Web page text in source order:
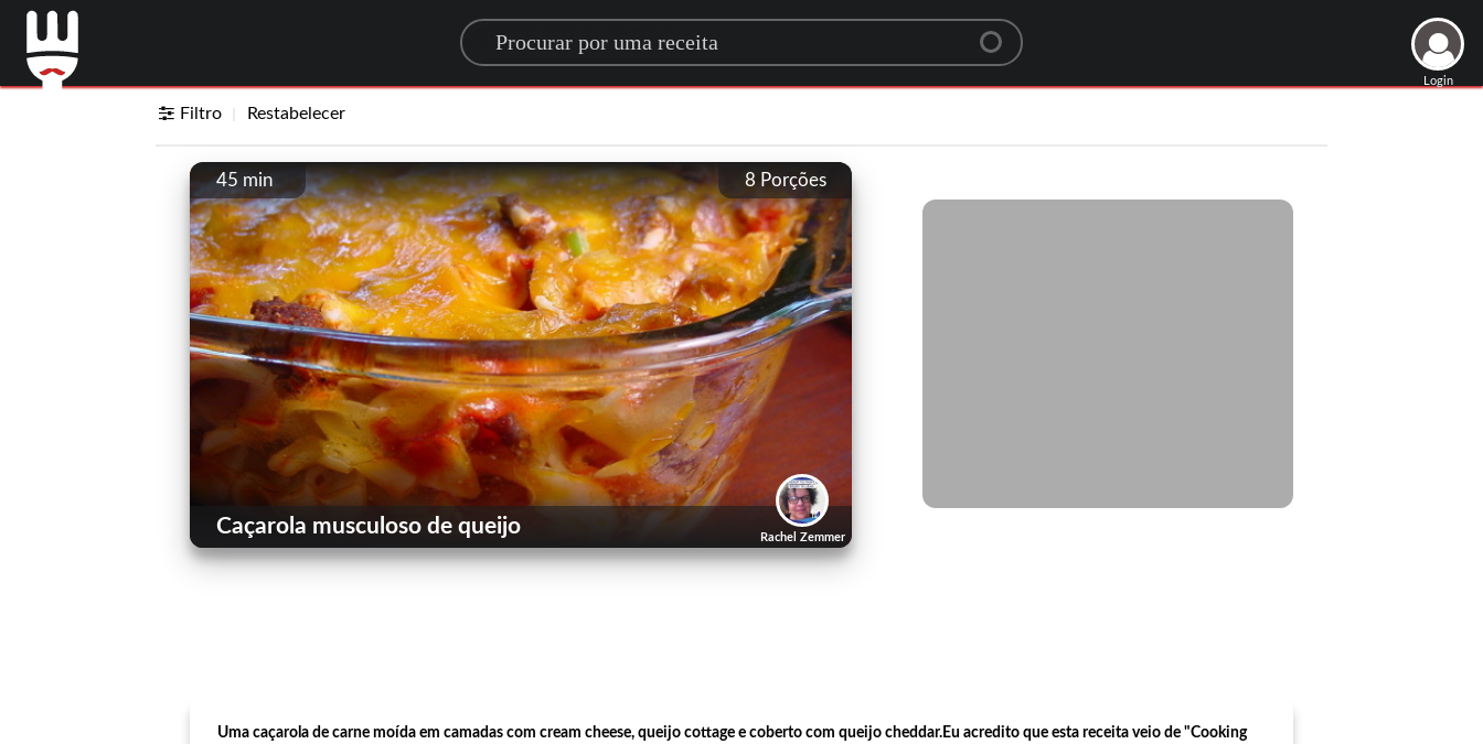
Search for a recipe
Login
Filtro Restabelecer
8 Porções
45 min
Rachel Zemmer
Caçarola musculoso de queijo
Uma caçarola de carne moída em camadas com cream cheese, queijo cottage e coberto com queijo cheddar.Eu acredito que esta receita veio de "Cooking